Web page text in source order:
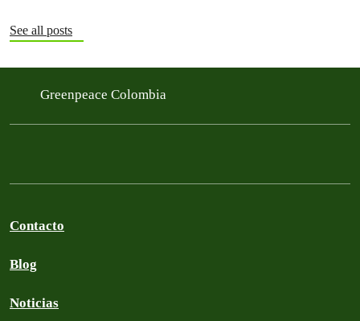
See all posts
Greenpeace Colombia
Contacto
Blog
Noticias